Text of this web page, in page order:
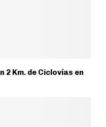
2 Km. de Ciclovías en